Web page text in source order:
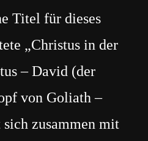
Titel für dieses
„Christus in der
– David (der
von Goliath –
sich zusammen mit